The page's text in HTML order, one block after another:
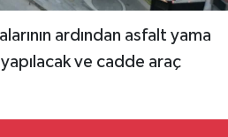
ardından asfalt yama
ve cadde araç